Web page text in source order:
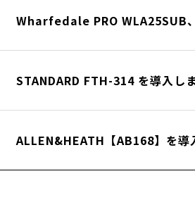
Wharfedale PRO WLA25SUB
STANDARD FTH-314 を導入しま
ALLEN&HEATH【AB168】を導